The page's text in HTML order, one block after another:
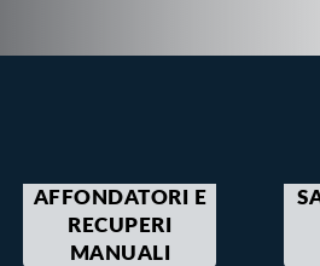
AFFONDATORI E
RECUPERI
MANUALI